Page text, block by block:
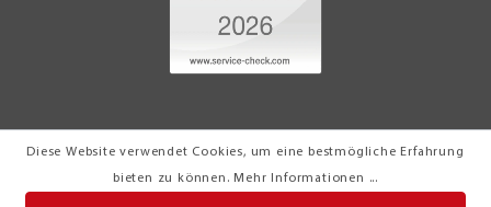
Diese Website verwendet Cookies, um eine bestmögliche Erfahrung
bieten zu können. Mehr Informationen ...
Klemens Münstermann GmbH & Co. KG